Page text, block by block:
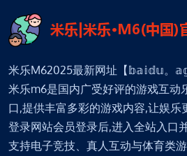
米乐M62025最新网址【𝕓𝕒𝕚𝕕𝕦。
米乐m6是国内广受好评的游戏互动
口,提供丰富多彩的游戏内容,让娱乐
登录网站会员登录后,进入全站入口
支持电子竞技、真人互动与体育类